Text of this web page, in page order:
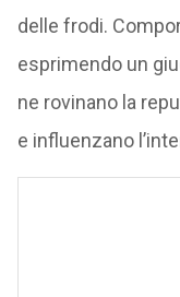
delle frodi.
esprimendo un
ne rovinano la
e influenzano